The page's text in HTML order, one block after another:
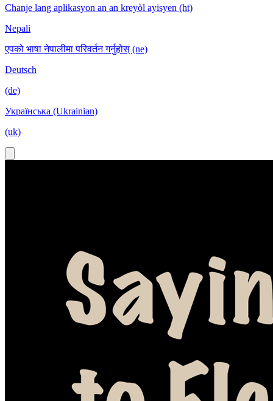
Chanje lang aplikasyon an an kreyòl ayisyen (ht)
Nepali
एपको भाषा नेपालीमा परिवर्तन गर्नुहोस् (ne)
Deutsch
(de)
Українська (Ukrainian)
(uk)